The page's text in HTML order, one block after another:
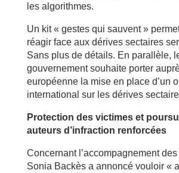
les algorithmes.
Un kit « gestes qui sauvent »
réagir face aux dérives sectaires
Sans plus de détails. En parallèle,
gouvernement souhaite porter
européenne la mise en place d’un
international sur les dérives
Protection des victimes et
auteurs d’infraction renforcées
Concernant l’accompagnement
Sonia Backès a annoncé vouloir «